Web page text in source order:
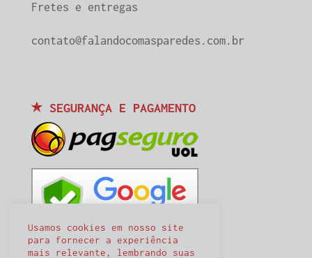
Fretes e entregas
contato@falandocomasparedes.com.br
SEGURANÇA E PAGAMENTO
Usamos cookies em nosso site
para fornecer a experiência
mais relevante, lembrando suas